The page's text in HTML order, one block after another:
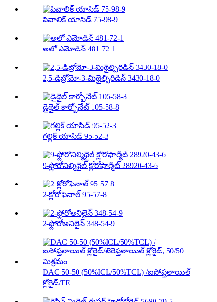
పివాలిక్ యాసిడ్ 75-98-9
అలో ఎమోడిన్ 481-72-1
2,5-డిబ్రోమో-3-మిథైల్పిరిడిన్ 3430-18-0
డైథైల్ కార్బోనేట్ 105-58-8
గల్లిక్ యాసిడ్ 95-52-3
9-ఫ్లోరోనిల్మిథైల్ క్లోరోఫార్మేట్ 28920-43-6
2-క్లోరోఫెనాల్ 95-57-8
2-ఫ్లోరోఅనిలైన్ 348-54-9
DAC 50-50 (50%ICL/50%TCL) /ఐసోఫ్తలాయిల్
క్లోరైడ్/TE...